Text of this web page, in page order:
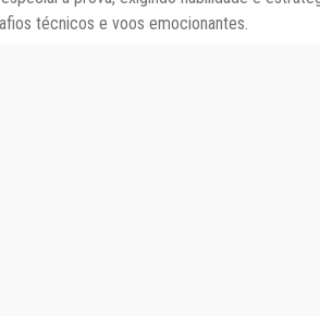
técnicos e voos emocionantes.